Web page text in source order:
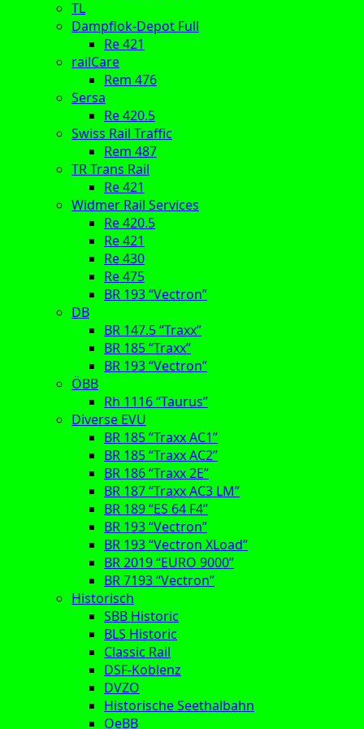
TL
Dampflok-Depot Full
Re 421
railCare
Rem 476
Sersa
Re 420.5
Swiss Rail Traffic
Rem 487
TR Trans Rail
Re 421
Widmer Rail Services
Re 420.5
Re 421
Re 430
Re 475
BR 193 “Vectron”
DB
BR 147.5 “Traxx”
BR 185 “Traxx”
BR 193 “Vectron”
ÖBB
Rh 1116 “Taurus”
Diverse EVU
BR 185 “Traxx AC1”
BR 185 “Traxx AC2”
BR 186 “Traxx 2E”
BR 187 “Traxx AC3 LM”
BR 189 “ES 64 F4”
BR 193 “Vectron”
BR 193 “Vectron XLoad”
BR 2019 “EURO 9000”
BR 7193 “Vectron”
Historisch
SBB Historic
BLS Historic
Classic Rail
DSF-Koblenz
DVZO
Historische Seethalbahn
OeBB